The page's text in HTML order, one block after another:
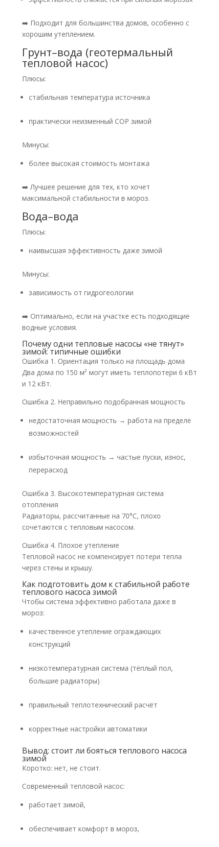
➡️ Подходит для большинства домов, особенно с
хорошим утеплением.
Грунт–вода (геотермальный
тепловой насос)
Плюсы:
стабильная температура источника
практически неизменный COP зимой
Минусы:
более высокая стоимость монтажа
➡️ Лучшее решение для тех, кто хочет
максимальной стабильности в мороз.
Вода–вода
Плюсы:
наивысшая эффективность даже зимой
Минусы:
зависимость от гидрогеологии
➡️ Оптимально, если на участке есть подходящие
водные условия.
Почему одни тепловые насосы «не тянут»
зимой: типичные ошибки
Ошибка 1. Ориентация только на площадь дома
Два дома по 150 м² могут иметь теплопотери 6 кВт
и 12 кВт.
Ошибка 2. Неправильно подобранная мощность
недостаточная мощность → работа на пределе
возможностей
избыточная мощность → частые пуски, износ,
перерасход
Ошибка 3. Высокотемпературная система
отопления
Радиаторы, рассчитанные на 70°C, плохо
сочетаются с тепловым насосом.
Ошибка 4. Плохое утепление
Тепловой насос не компенсирует потери тепла
через стены и крышу.
Как подготовить дом к стабильной работе
теплового насоса зимой
Чтобы система эффективно работала даже в
мороз:
качественное утепление ограждающих
конструкций
низкотемпературная система (тёплый пол,
большие радиаторы)
правильный теплотехнический расчёт
корректные настройки автоматики
Вывод: стоит ли бояться теплового насоса
зимой
Коротко: нет, не стоит.
Современный тепловой насос:
работает зимой,
обеспечивает комфорт в мороз,